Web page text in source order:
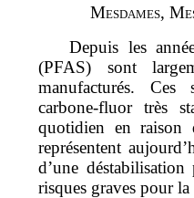
Mesdames, M
Depuis les
(PFAS) sont
manufacturés. Ces
carbone‑fluor très
quotidien en raison
représentent
d’une
risques graves pour la